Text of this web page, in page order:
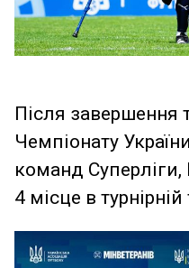
Після завершення
Чемпіонату
команд
4 місце в турнірній